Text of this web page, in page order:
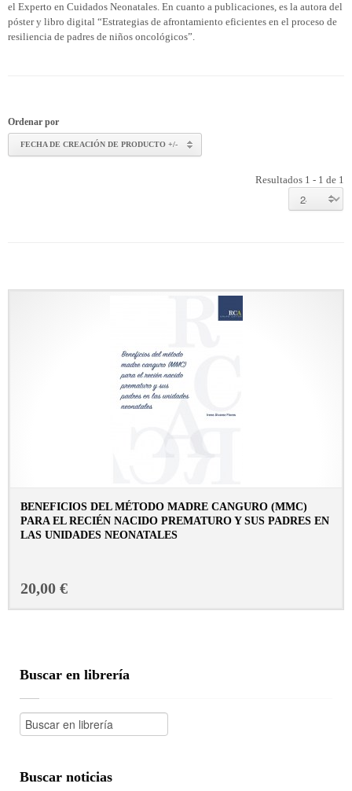
el Experto en Cuidados Neonatales. En cuanto a publicaciones, es la autora del
póster y libro digital “Estrategias de afrontamiento eficientes en el proceso de
resiliencia de padres de niños oncológicos”.
Ordenar por
FECHA DE CREACIÓN DE PRODUCTO +/-
Resultados 1 - 1 de 1
BENEFICIOS DEL MÉTODO MADRE CANGURO (MMC)
PARA EL RECIÉN NACIDO PREMATURO Y SUS PADRES EN
LAS UNIDADES NEONATALES
20,00 €
Buscar en librería
Buscar noticias